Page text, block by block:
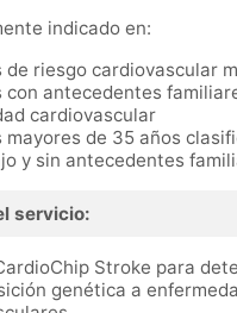
indicado en:
de riesgo cardiovascular
con antecedentes
cardiovascular
mayores de 35 años
y sin antecedentes
servicio:
Stroke para
genética a